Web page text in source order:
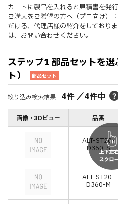
カートに製品を入れると見積書を発行
ご購入をご希望の方へ（プロ向け）
だける、代理店様の紹介をしており
は、お問い合わせください。
ステップ1 部品セットを
ト）
部品セット
絞り込み検索結果 4件／4件中
画像・3Dビュー 品番
ALT-ST20-
D360-S
ALT-ST20-
D360-M